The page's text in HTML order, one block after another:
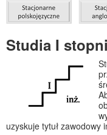
Studia I
uzyskuje tytuł zawodowy